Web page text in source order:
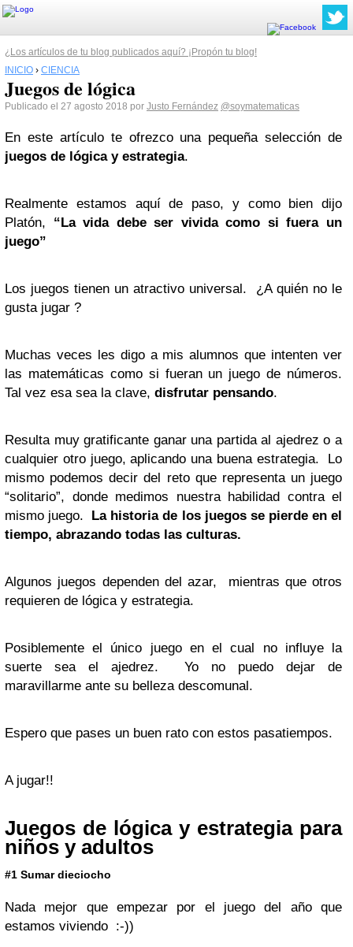
¿Los artículos de tu blog publicados aquí? ¡Propón tu blog!
INICIO › CIENCIA
Juegos de lógica
Publicado el 27 agosto 2018 por Justo Fernández @soymatematicas
En este artículo te ofrezco una pequeña selección de
juegos de lógica y estrategia.
Realmente estamos aquí de paso, y como bien dijo
Platón, “La vida debe ser vivida como si fuera un
juego”
Los juegos tienen un atractivo universal. ¿A quién no le
gusta jugar ?
Muchas veces les digo a mis alumnos que intenten ver
las matemáticas como si fueran un juego de números.
Tal vez esa sea la clave, disfrutar pensando.
Resulta muy gratificante ganar una partida al ajedrez o a
cualquier otro juego, aplicando una buena estrategia. Lo
mismo podemos decir del reto que representa un juego
“solitario”, donde medimos nuestra habilidad contra el
mismo juego. La historia de los juegos se pierde en el
tiempo, abrazando todas las culturas.
Algunos juegos dependen del azar, mientras que otros
requieren de lógica y estrategia.
Posiblemente el único juego en el cual no influye la
suerte sea el ajedrez. Yo no puedo dejar de
maravillarme ante su belleza descomunal.
Espero que pases un buen rato con estos pasatiempos.
A jugar!!
Juegos de lógica y estrategia para
niños y adultos
#1 Sumar dieciocho
Nada mejor que empezar por el juego del año que
estamos viviendo :-))